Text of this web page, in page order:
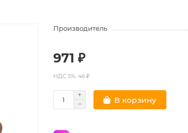
Производитель
971 ₽
НДС 5%: 46 ₽
В корзину